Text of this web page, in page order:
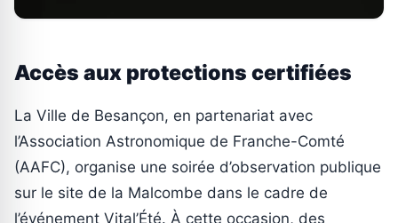
Accès aux protections certifiées
La Ville de Besançon, en partenariat avec
l’Association Astronomique de Franche-Comté
(AAFC), organise une soirée d’observation publique
sur le site de la Malcombe dans le cadre de
l’événement Vital’Été. À cette occasion, des